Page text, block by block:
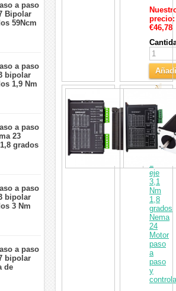
a paso
Bipolar
59Ncm
4
a paso
bipolar
1,9 Nm
4
a paso
23
grados
3,36 V
4
a paso
bipolar
3 Nm
a paso
a paso
bipolar
de
planetaria
33mm
precio:
€46,78
al
de
motor
paso
a
paso
1
eje
3,1
Nm
1,8
grados
Nema
24
Motor
paso
a
paso
y